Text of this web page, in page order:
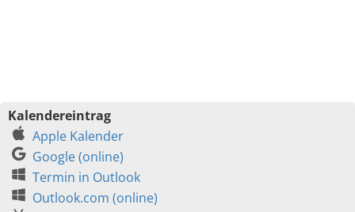
Kalendereintrag
Apple Kalender
Google (online)
Termin in Outlook
Outlook.com (online)